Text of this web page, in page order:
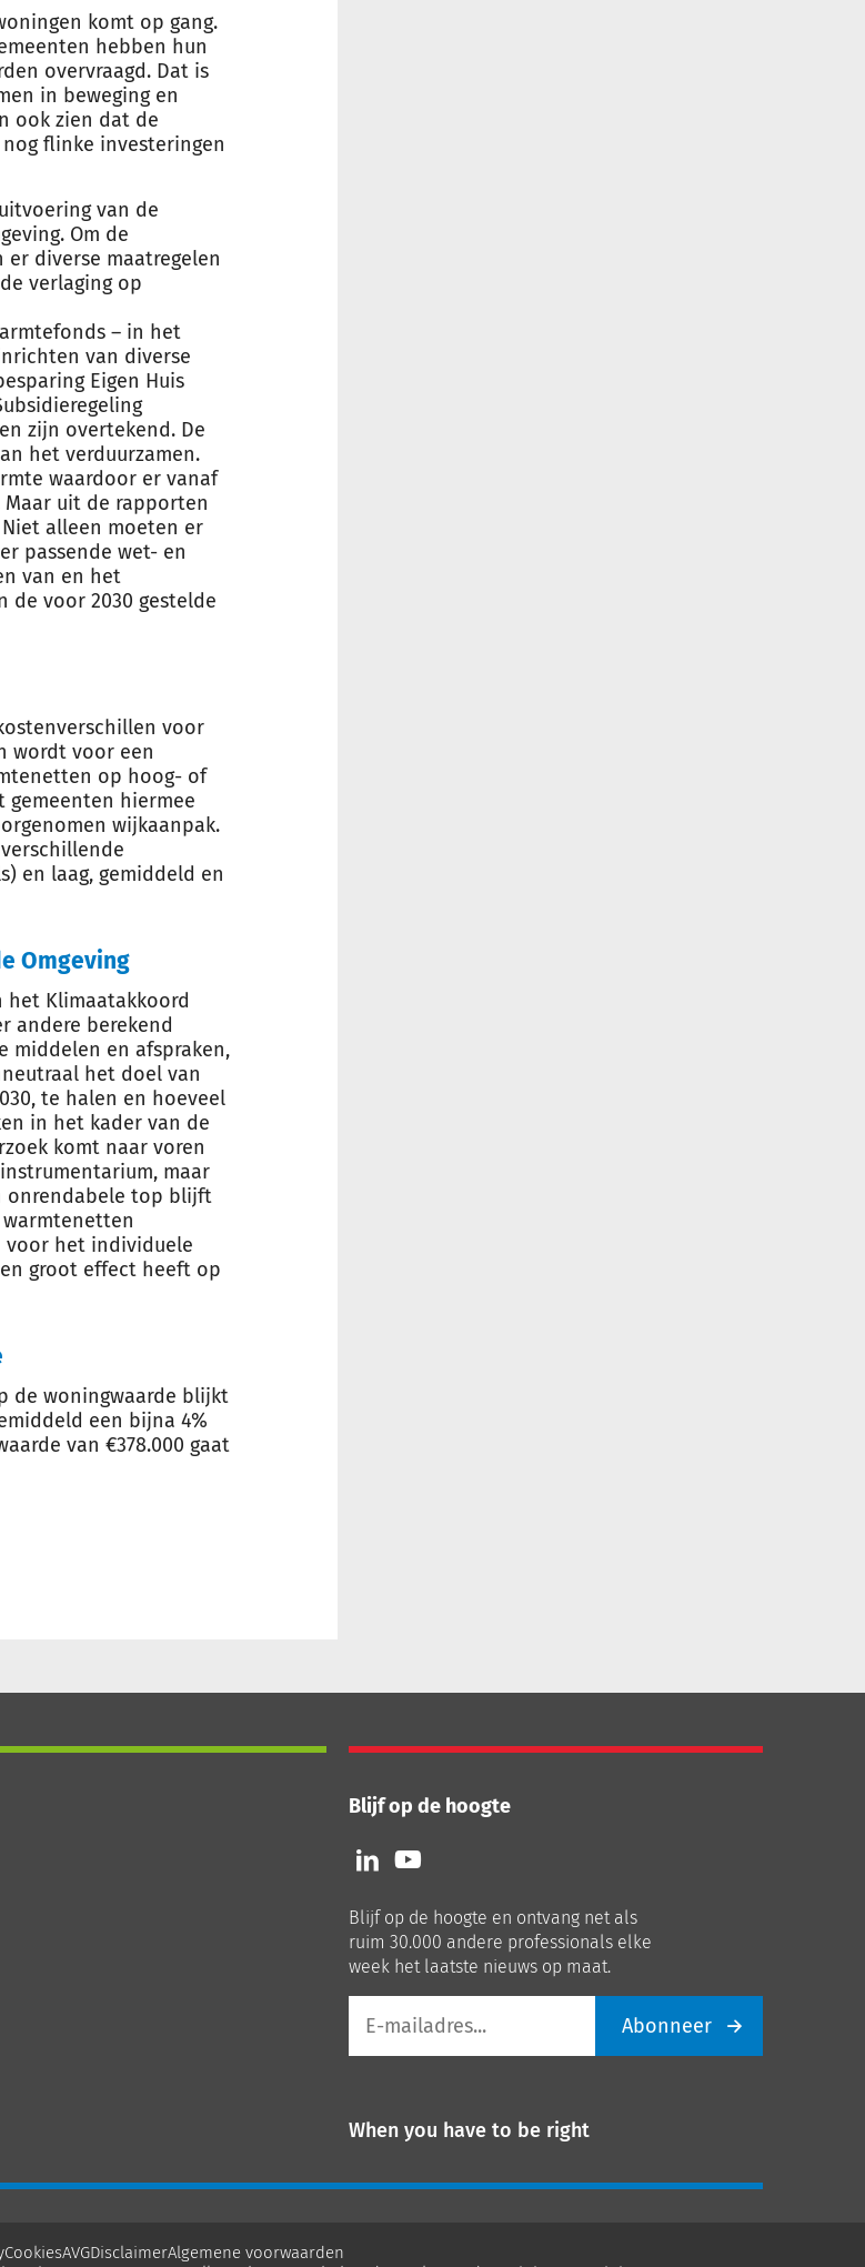
komt op gang.
hebben hun
overvraagd. Dat is
in beweging en
ook zien dat de
flinke investeringen
van de
Om de
diverse maatregelen
verlaging op
– in het
van diverse
Eigen Huis
zijn overtekend. De
het verduurzamen.
waardoor er vanaf
uit de rapporten
alleen moeten er
passende wet- en
van en het
de voor 2030 gestelde
voor
wordt voor een
op hoog- of
hiermee
wijkaanpak.
en laag, gemiddeld en
Omgeving
Klimaatakkoord
andere berekend
middelen en afspraken,
het doel van
te halen en hoeveel
in het kader van de
komt naar voren
maar
onrendabele top blijft
voor het individuele
groot effect heeft op
de woningwaarde blijkt
een bijna 4%
van €378.000 gaat
Blijf op de hoogte
Volg
ons
LinkedIn
Volg
ons
Youtube
Blijf op de hoogte en ontvang net als
ruim 30.000 andere professionals elke
week het laatste nieuws op maat.
mailadres
Abonneer
When you have to be right
CookiesAVGDisclaimerAlgemene voorwaarden